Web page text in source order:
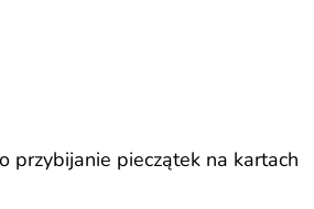
przybijanie pieczątek na kartach